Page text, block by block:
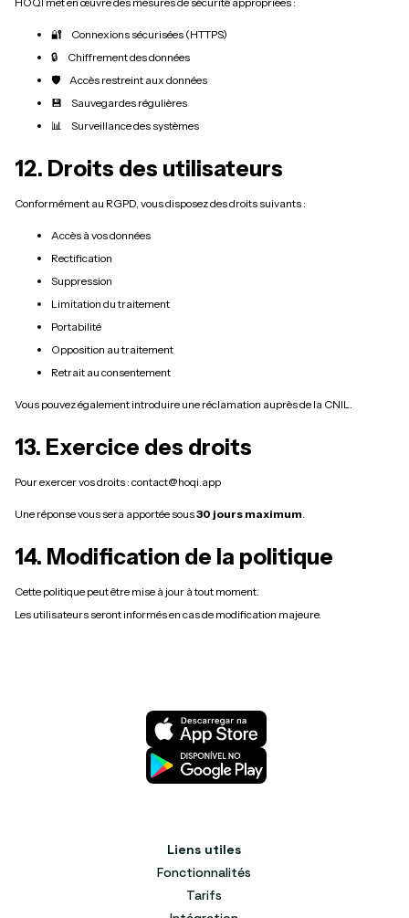
🔐 Connexions sécurisées (HTTPS)
🔒 Chiffrement des données
🛡️ Accès restreint aux données
💾 Sauvegardes régulières
📊 Surveillance des systèmes
12. Droits des utilisateurs
Conformément au RGPD, vous disposez des droits suivants :
Accès à vos données
Rectification
Suppression
Limitation du traitement
Portabilité
Opposition au traitement
Retrait au consentement
Vous pouvez également introduire une réclamation auprès de la CNIL.
13. Exercice des droits
Pour exercer vos droits : contact@hoqi.app
Une réponse vous sera apportée sous30 jours maximum.
14. Modification de la politique
Cette politique peut être mise à jour à tout moment.
Les utilisateurs seront informés en cas de modification majeure.
Liens utiles
Fonctionnalités
Tarifs